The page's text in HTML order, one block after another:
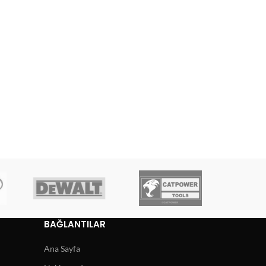
BAĞLANTILAR
Ana Sayfa